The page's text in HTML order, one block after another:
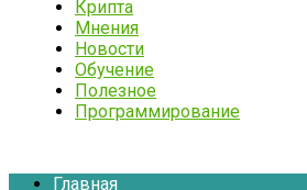
Крипта
Мнения
Новости
Обучение
Полезное
Программирование
Главная